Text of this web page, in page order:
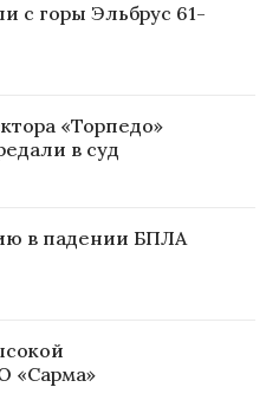
с горы Эльбрус 61-
«Торпедо»
в суд
в падении БПЛА
«Сарма»